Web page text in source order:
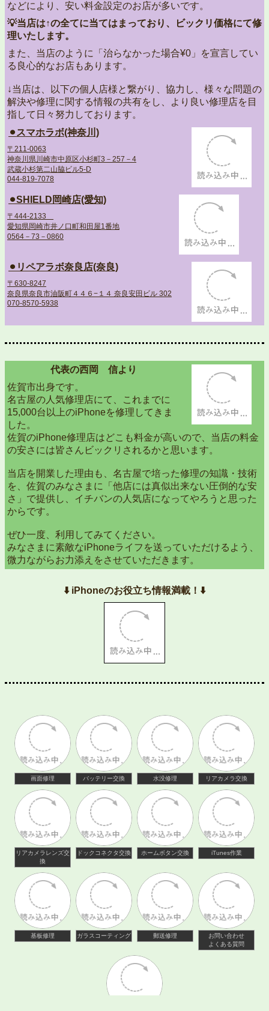
などにより、安い料金設定のお店が多いです。
💡当店は↑の全てに当てはまっており、ビックリ価格にて修
理いたします。
また、当店のように「治らなかった場合¥0」を宣言してい
る良心的なお店もあります。
↓当店は、以下の個人店様と繋がり、協力し、様々な問題の
解決や修理に関する情報の共有をし、より良い修理店を目
指して日々努力しております。
⚫︎スマホラボ(神奈川)
〒211-0063
神奈川県川崎市中原区小杉町3－257－4
武蔵小杉第二山脇ビル5-D
044-819-7078
⚫︎SHIELD岡崎店(愛知)
〒444-2133
愛知県岡崎市井ノ口町和田屋1番地
0564－73－0860
⚫︎リペアラボ奈良店(奈良)
〒630-8247
奈良県奈良市油阪町４４６−１４ 奈良安田ビル 302
070-8570-5938
代表の西岡 信より
佐賀市出身です。
名古屋の人気修理店にて、これまでに
15,000台以上のiPhoneを修理してきま
した。
佐賀のiPhone修理店はどこも料金が高いので、当店の料金
の安さには皆さんビックリされるかと思います。
当店を開業した理由も、名古屋で培った修理の知識・技術
を、佐賀のみなさまに「他店には真似出来ない圧倒的な安
さ」で提供し、イチバンの人気店になってやろうと思った
からです。
ぜひ一度、利用してみてください。
みなさまに素敵なiPhoneライフを送っていただけるよう、
微力ながらお力添えをさせていただきます。
⬇️ iPhoneのお役立ち情報満載！⬇️
画面修理 バッテリー交換 水没修理 リアカメラ交換
リアカメラレンズ交
換
ドックコネクタ交換 ホームボタン交換 iTunes作業
基板修理 ガラスコーティング 郵送修理
お問い合わせ
よくある質問